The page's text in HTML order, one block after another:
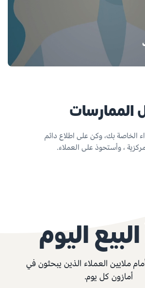
الممارسات
الخاصة بك، وكن على اطلاع دائم
، وأستحوذ على العملاء.
البيع اليوم
ملايين العملاء الذين يبحثون في
أمازون كل يوم.